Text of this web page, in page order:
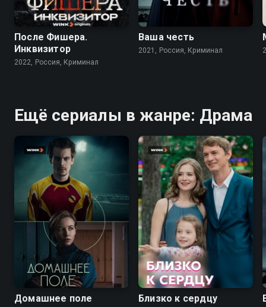
7.9 6.8
После Фишера.
Инквизитор
2022, Россия, Криминал
8.2 7.2
Ваша честь
2021, Россия, Криминал
Ещё сериалы в жанре: Драма
7.3
Домашнее поле
7.1
Близко к сердцу